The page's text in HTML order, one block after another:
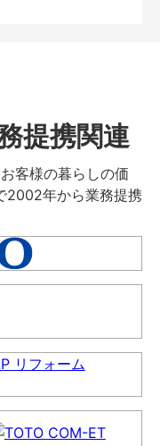
提携関連
客様の暮らしの価
2002年から業務提携